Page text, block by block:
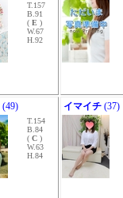
T.157
B.91
( E )
W.67
H.92
(49)
T.154
B.84
( C )
W.63
H.84
イマイチ (37)